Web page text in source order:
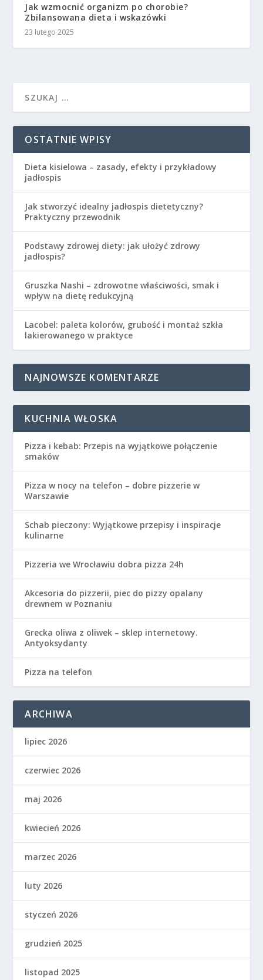
Jak wzmocnić organizm po chorobie?
Zbilansowana dieta i wskazówki
23 lutego 2025
OSTATNIE WPISY
Dieta kisielowa – zasady, efekty i przykładowy
jadłospis
Jak stworzyć idealny jadłospis dietetyczny?
Praktyczny przewodnik
Podstawy zdrowej diety: jak ułożyć zdrowy
jadłospis?
Gruszka Nashi – zdrowotne właściwości, smak i
wpływ na dietę redukcyjną
Lacobel: paleta kolorów, grubość i montaż szkła
lakierowanego w praktyce
NAJNOWSZE KOMENTARZE
KUCHNIA WŁOSKA
Pizza i kebab: Przepis na wyjątkowe połączenie
smaków
Pizza w nocy na telefon – dobre pizzerie w
Warszawie
Schab pieczony: Wyjątkowe przepisy i inspiracje
kulinarne
Pizzeria we Wrocławiu dobra pizza 24h
Akcesoria do pizzerii, piec do pizzy opalany
drewnem w Poznaniu
Grecka oliwa z oliwek – sklep internetowy.
Antyoksydanty
Pizza na telefon
ARCHIWA
lipiec 2026
czerwiec 2026
maj 2026
kwiecień 2026
marzec 2026
luty 2026
styczeń 2026
grudzień 2025
listopad 2025